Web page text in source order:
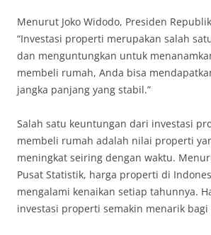
Menurut Joko Widodo, Presiden
“Investasi properti merupakan salah
dan menguntungkan untuk
membeli rumah, Anda bisa
jangka panjang yang stabil.”
Salah satu keuntungan dari investasi
membeli rumah adalah nilai properti
meningkat seiring dengan waktu.
Pusat Statistik, harga properti di
mengalami kenaikan setiap tahunnya.
investasi properti semakin menarik